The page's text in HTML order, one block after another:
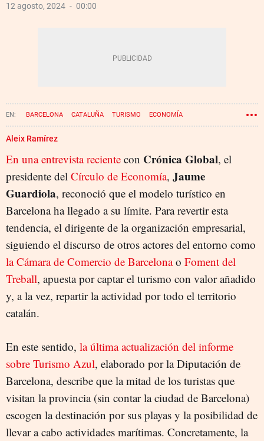
12 agosto, 2024 00:00
BARCELONA CATALUÑA TURISMO ECONOMÍA
CÁMARA DE COMERCIO DE BARCELONA
FOMENT DEL TREBALL FONDOS EUROPEOS SOSTENIBILIDAD
Aleix Ramírez
En una entrevista reciente con Crónica Global, el
presidente del Círculo de Economía, Jaume
Guardiola, reconoció que el modelo turístico en
Barcelona ha llegado a su límite. Para revertir esta
tendencia, el dirigente de la organización empresarial,
siguiendo el discurso de otros actores del entorno como
la Cámara de Comercio de Barcelonao Foment del
Treball, apuesta por captar el turismo con valor añadido
y, a la vez, repartir la actividad por todo el territorio
catalán.
En este sentido, la última actualización del informe
sobre Turismo Azul, elaborado por la Diputación de
Barcelona, describe que la mitad de los turistas que
visitan la provincia (sin contar la ciudad de Barcelona)
escogen la destinación por sus playas y la posibilidad de
llevar a cabo actividades marítimas. Concretamente, la